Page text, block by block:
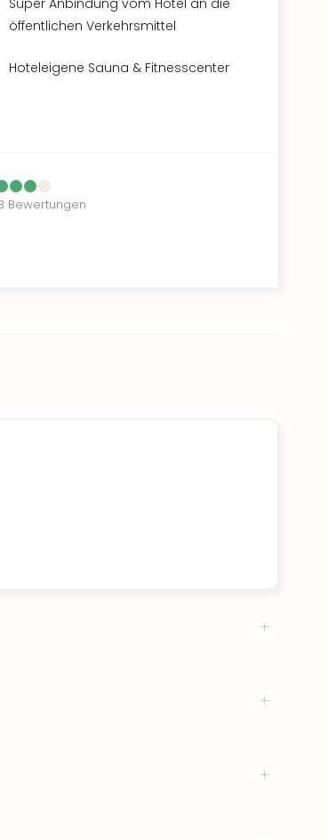
öffentlichen Verkehrsmittel
Hoteleigene Sauna & Fitnesscenter
Bewertungen